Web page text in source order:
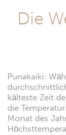
Die
Punakaiki:
kälteste Zeit
die
Monat des